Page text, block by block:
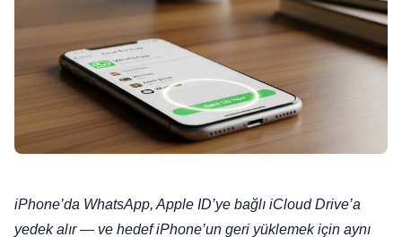
iPhone’da WhatsApp, Apple ID’ye bağlı iCloud Drive’a
yedek alır — ve hedef iPhone’un geri yüklemek için aynı